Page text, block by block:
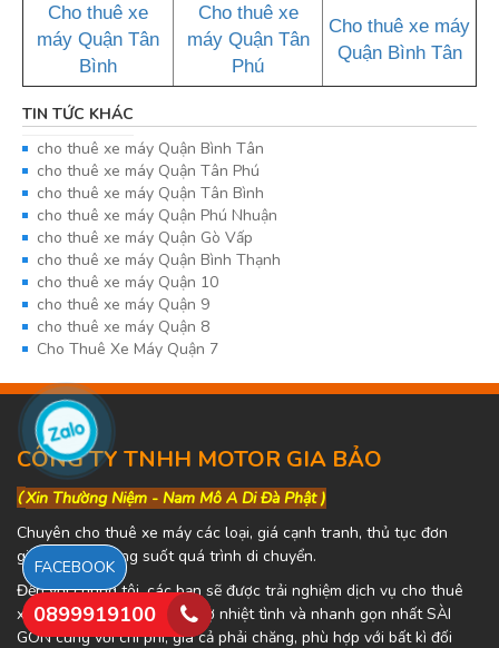
Cho thuê xe
máy Quận Tân
Bình
Cho thuê xe
máy Quận Tân
Phú
Cho thuê xe máy
Quận Bình Tân
TIN TỨC KHÁC
cho thuê xe máy Quận Bình Tân
cho thuê xe máy Quận Tân Phú
cho thuê xe máy Quận Tân Bình
cho thuê xe máy Quận Phú Nhuận
cho thuê xe máy Quận Gò Vấp
cho thuê xe máy Quận Bình Thạnh
cho thuê xe máy Quận 10
cho thuê xe máy Quận 9
cho thuê xe máy Quận 8
Cho Thuê Xe Máy Quận 7
CÔNG TY TNHH MOTOR GIA BẢO
(Xin Thường Niệm - Nam Mô A Di Đà Phật )
Chuyên cho thuê xe máy các loại, giá cạnh tranh, thủ tục đơn
giản, hỗ trợ trong suốt quá trình di chuyển.
Đến với chúng tôi, các bạn sẽ được trải nghiệm dịch vụ cho thuê
xe máy uy tín, dịch vụ hỗ trợ nhiệt tình và nhanh gọn nhất SÀI
GÒN cùng với chi phí, giá cả phải chăng, phù hợp với bất kì đối
FACEBOOK
0899919100